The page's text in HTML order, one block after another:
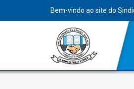
Bem-vindo ao site do
Meus dados